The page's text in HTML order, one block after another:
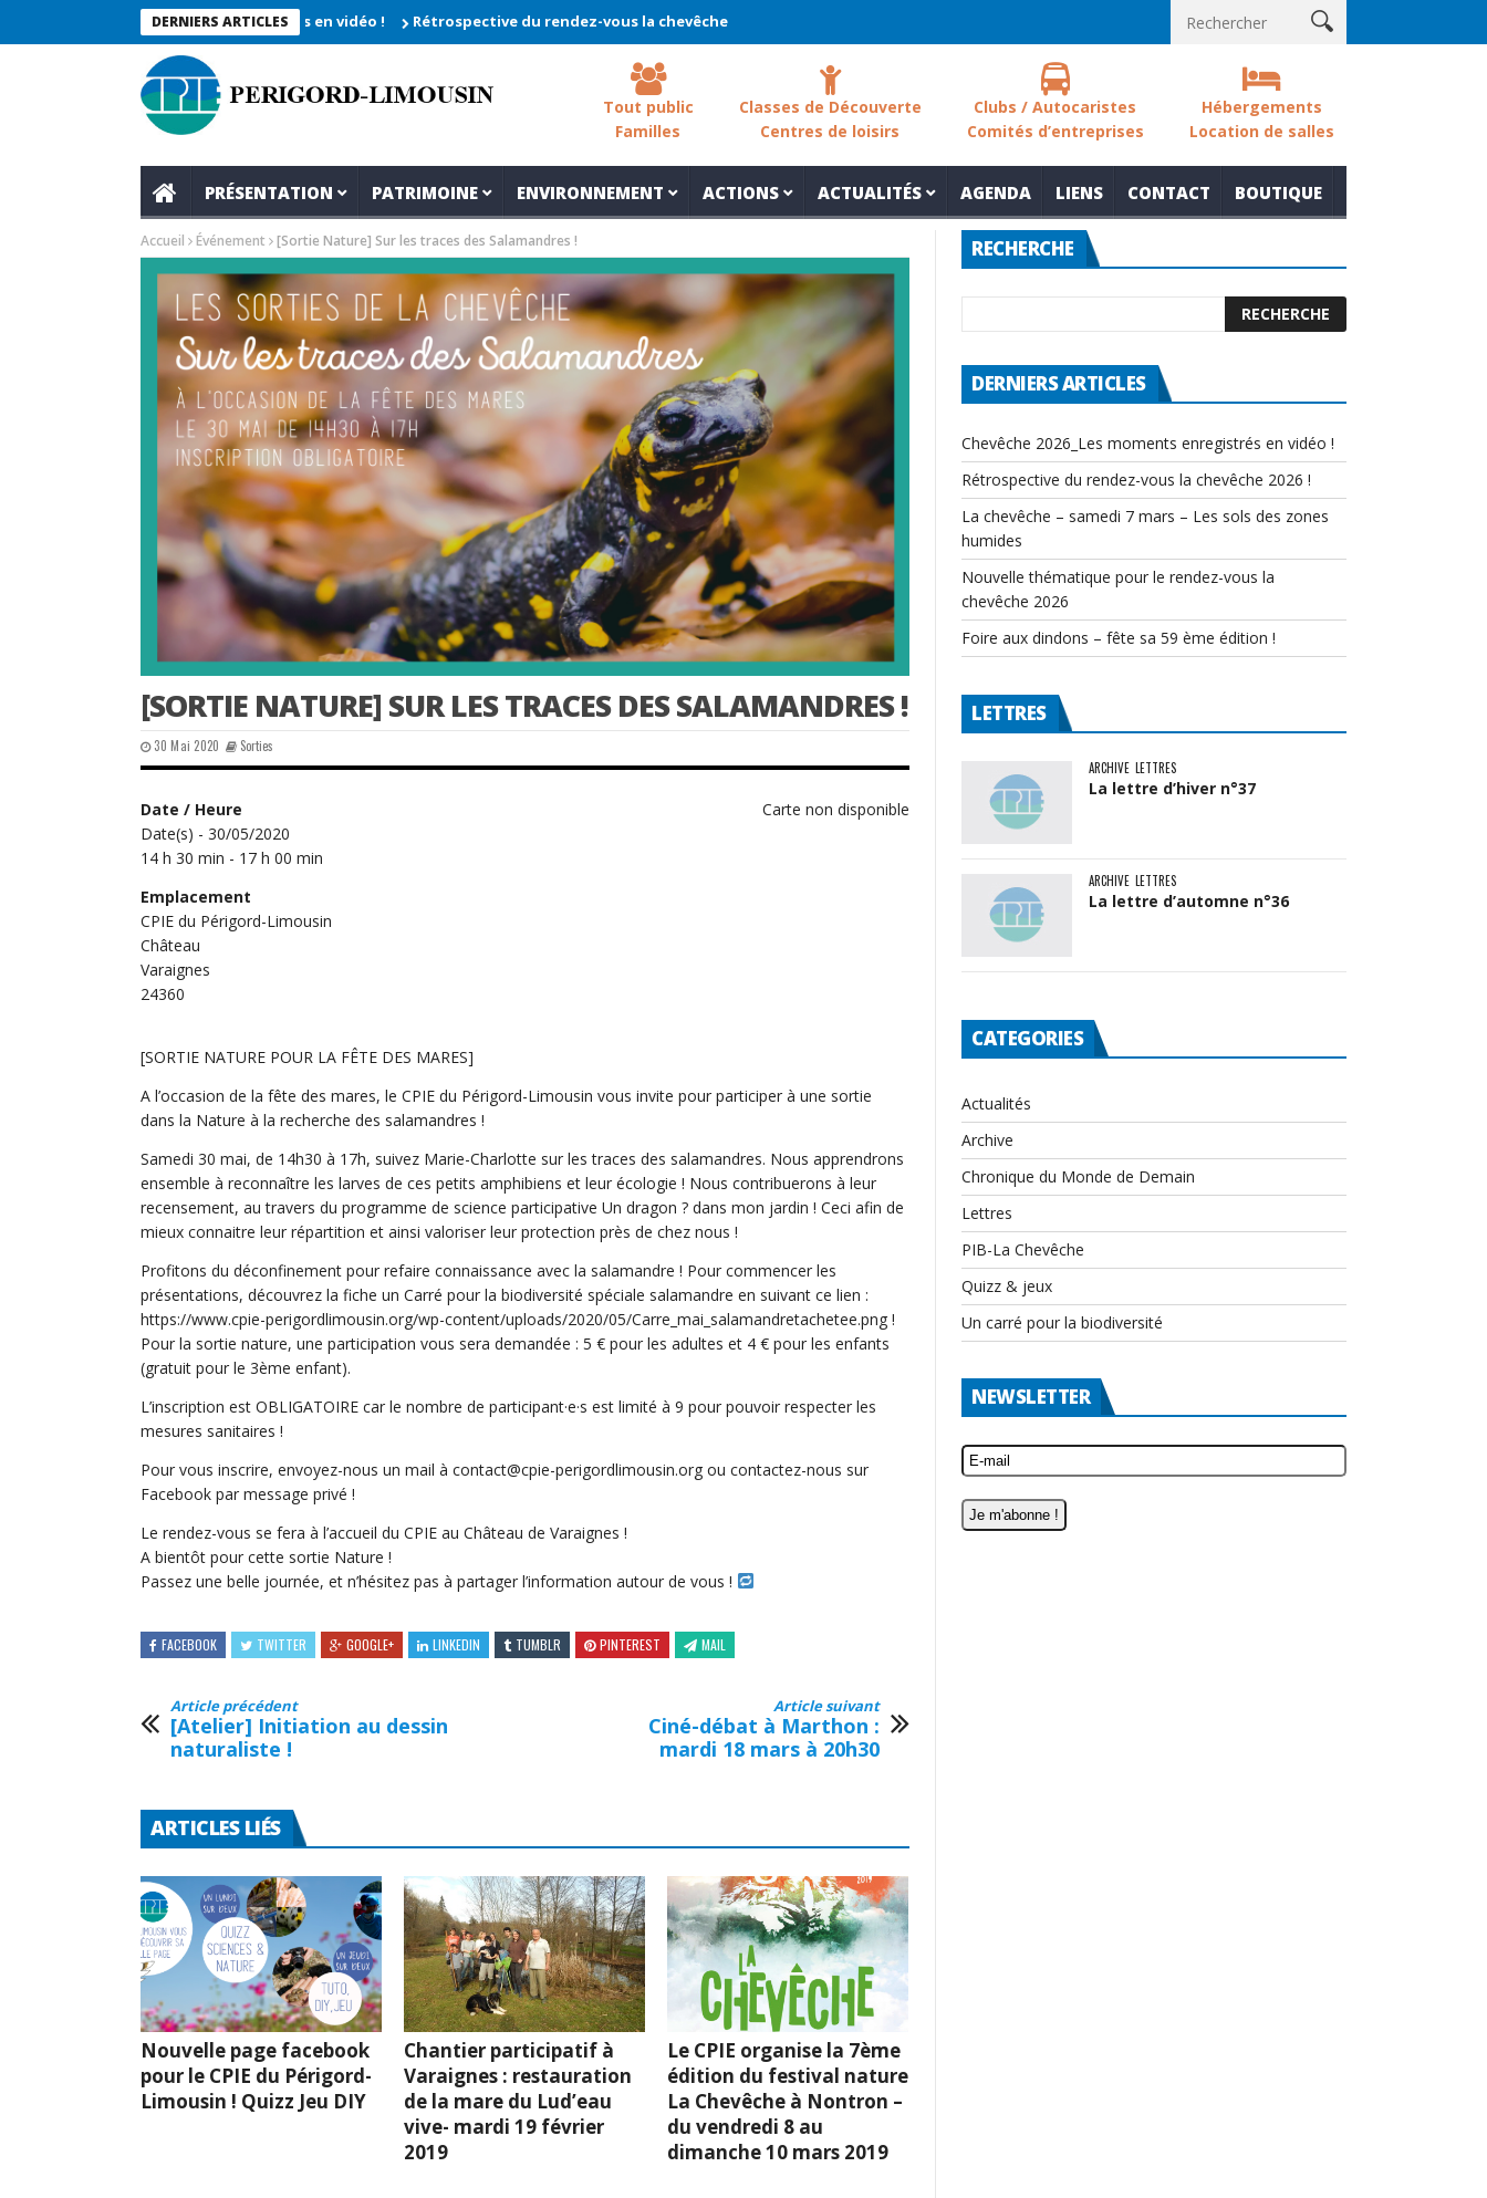
DERNIERS ARTICLES
2026_Les moments enregistrés en vidéo ! Rétrospective du rendez-vous la chevêche 2026 ! Nouvelle thématique pour le rendez-
Tout public
Familles
Classes de Découverte
Centres de loisirs
Clubs / Autocaristes
Comités d’entreprises
Hébergements
Location de salles
PRÉSENTATION PATRIMOINE ENVIRONNEMENT ACTIONS ACTUALITÉS AGENDA LIENS CONTACT BOUTIQUE
Accueil Événement [Sortie Nature] Sur les traces des Salamandres !
[SORTIE NATURE] SUR LES TRACES DES SALAMANDRES !
30 Mai 2020 Sorties
Carte non disponible
Date / Heure
Date(s) - 30/05/2020
14 h 30 min - 17 h 00 min
Emplacement
CPIE du Périgord-Limousin
Château
Varaignes
24360
[SORTIE NATURE POUR LA FÊTE DES MARES]
A l’occasion de la fête des mares, le CPIE du Périgord-Limousin vous invite pour participer à une sortie
dans la Nature à la recherche des salamandres !
Samedi 30 mai, de 14h30 à 17h, suivez Marie-Charlotte sur les traces des salamandres. Nous apprendrons
ensemble à reconnaître les larves de ces petits amphibiens et leur écologie ! Nous contribuerons à leur
recensement, au travers du programme de science participative Un dragon ? dans mon jardin ! Ceci afin de
mieux connaitre leur répartition et ainsi valoriser leur protection près de chez nous !
Profitons du déconfinement pour refaire connaissance avec la salamandre ! Pour commencer les
présentations, découvrez la fiche un Carré pour la biodiversité spéciale salamandre en suivant ce lien :
https://www.cpie-perigordlimousin.org/wp-content/uploads/2020/05/Carre_mai_salamandretachetee.png !
Pour la sortie nature, une participation vous sera demandée : 5 € pour les adultes et 4 € pour les enfants
(gratuit pour le 3ème enfant).
L’inscription est OBLIGATOIRE car le nombre de participant·e·s est limité à 9 pour pouvoir respecter les
mesures sanitaires !
Pour vous inscrire, envoyez-nous un mail à contact@cpie-perigordlimousin.org ou contactez-nous sur
Facebook par message privé !
Le rendez-vous se fera à l’accueil du CPIE au Château de Varaignes !
A bientôt pour cette sortie Nature !
Passez une belle journée, et n’hésitez pas à partager l’information autour de vous !
FACEBOOK TWITTER GOOGLE+ LINKEDIN TUMBLR PINTEREST MAIL
Article précédent
[Atelier] Initiation au dessin
naturaliste !
Article suivant
Ciné-débat à Marthon :
mardi 18 mars à 20h30
ARTICLES LIÉS
Nouvelle page facebook
pour le CPIE du Périgord-
Limousin ! Quizz Jeu DIY
Chantier participatif à
Varaignes : restauration
de la mare du Lud’eau
vive- mardi 19 février
2019
Le CPIE organise la 7ème
édition du festival nature
La Chevêche à Nontron –
du vendredi 8 au
dimanche 10 mars 2019
RECHERCHE
DERNIERS ARTICLES
Chevêche 2026_Les moments enregistrés en vidéo !
Rétrospective du rendez-vous la chevêche 2026 !
La chevêche – samedi 7 mars – Les sols des zones
humides
Nouvelle thématique pour le rendez-vous la
chevêche 2026
Foire aux dindons – fête sa 59 ème édition !
LETTRES
ARCHIVE LETTRES
La lettre d’hiver n°37
ARCHIVE LETTRES
La lettre d’automne n°36
CATEGORIES
Actualités
Archive
Chronique du Monde de Demain
Lettres
PIB-La Chevêche
Quizz & jeux
Un carré pour la biodiversité
NEWSLETTER